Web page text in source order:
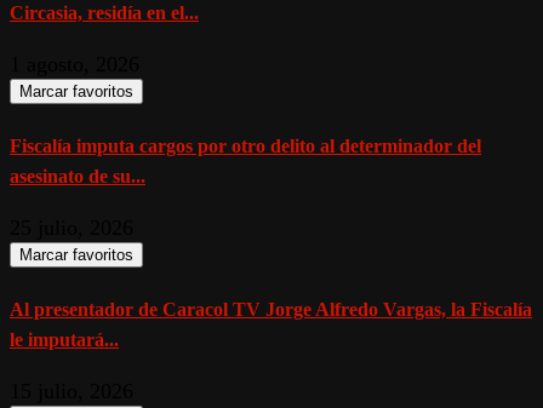
Circasia, residía en el...
Marcar favoritos
Fiscalía imputa cargos por otro delito al determinador del
asesinato de su...
Marcar favoritos
Al presentador de Caracol TV Jorge Alfredo Vargas, la Fiscalía
le imputará...